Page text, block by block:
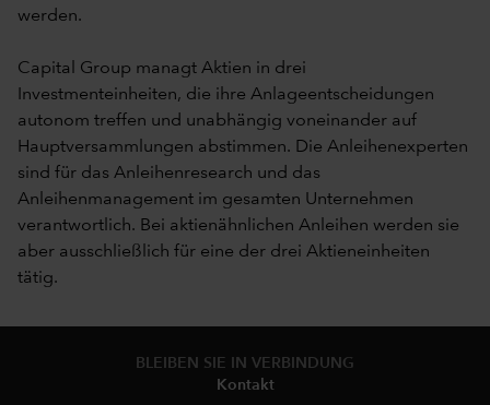
werden.
Capital Group managt Aktien in drei
Investmenteinheiten, die ihre Anlageentscheidungen
autonom treffen und unabhängig voneinander auf
Hauptversammlungen abstimmen. Die Anleihenexperten
sind für das Anleihenresearch und das
Anleihenmanagement im gesamten Unternehmen
verantwortlich. Bei aktienähnlichen Anleihen werden sie
aber ausschließlich für eine der drei Aktieneinheiten
tätig.
BLEIBEN SIE IN VERBINDUNG
Kontakt